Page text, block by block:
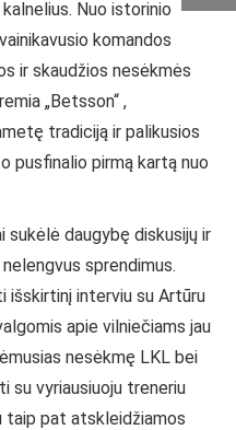
Nuo istorinio
komandos
ir skaudžios nesėkmės
„Betsson“ ,
tradiciją ir palikusios
pusfinalio pirmą kartą nuo
sukėlė daugybę diskusijų ir
sprendimus.
interviu su Artūru
apie vilniečiams jau
nesėkmę LKL bei
su vyriausiuoju treneriu
taip pat atskleidžiamos